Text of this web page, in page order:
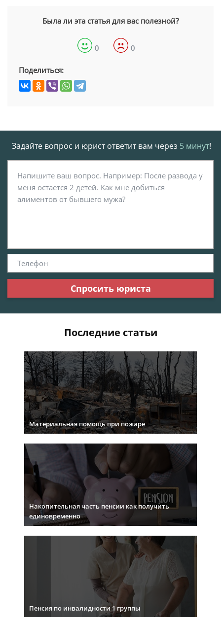
Была ли эта статья для вас полезной?
0 0
Поделиться:
Задайте вопрос и юрист ответит вам через 5 минут!
Спросить юриста
Последние статьи
Материальная помощь при пожаре
Накопительная часть пенсии как получить
единовременно
Пенсия по инвалидности 1 группы